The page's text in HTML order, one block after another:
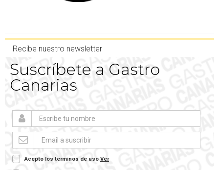
Recibe nuestro newsletter
Suscríbete a Gastro
Canarias
Acepto los terminos de uso Ver